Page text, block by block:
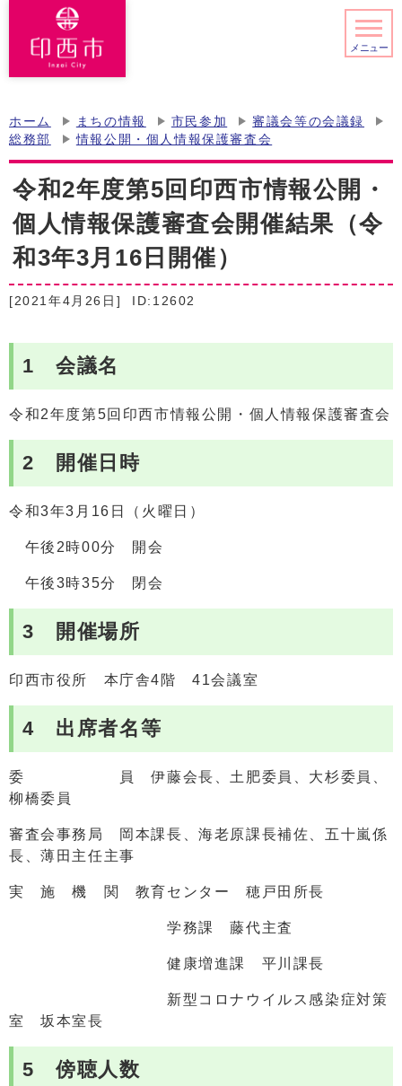
メニュー
ホーム まちの情報 市民参加
審議会等の会議録
総務部
情報公開・個人情報保護審査会
令和2年度第5回印西市情報公開・
個人情報保護審査会開催結果（令
和3年3月16日開催）
[2021年4月26日] ID:12602
1 会議名
令和2年度第5回印西市情報公開・個人情報保護審査会
2 開催日時
令和3年3月16日（火曜日）
午後2時00分 開会
午後3時35分 閉会
3 開催場所
印西市役所 本庁舎4階 41会議室
4 出席者名等
委 員 伊藤会長、土肥委員、大杉委員、
柳橋委員
審査会事務局 岡本課長、海老原課長補佐、五十嵐係
長、薄田主任主事
実 施 機 関 教育センター 穂戸田所長
学務課 藤代主査
健康増進課 平川課長
新型コロナウイルス感染症対策
室 坂本室長
5 傍聴人数